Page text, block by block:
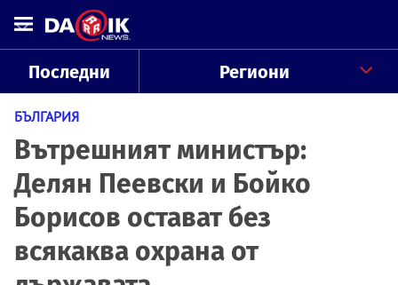
Последни Региони
БЪЛГАРИЯ
Вътрешният министър:
Делян Пеевски и Бойко
Борисов остават без
всякаква охрана от